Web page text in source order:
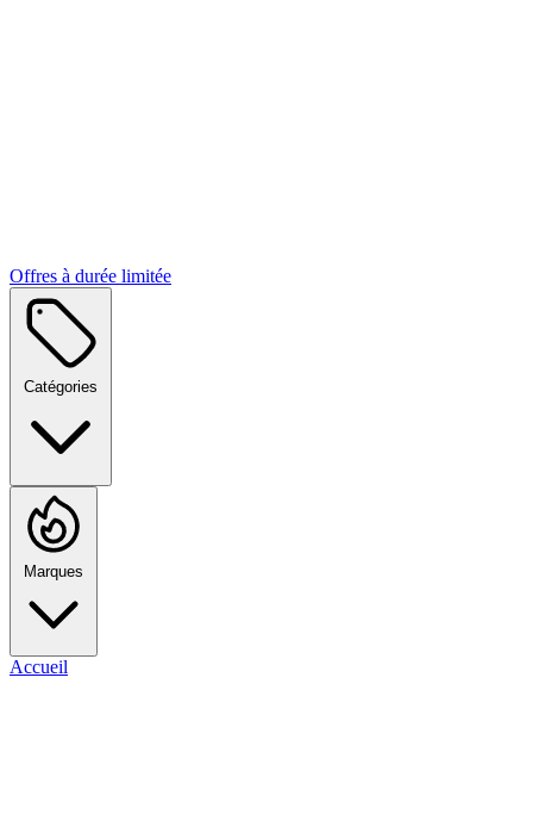
Offres à durée limitée
Catégories
Marques
Accueil